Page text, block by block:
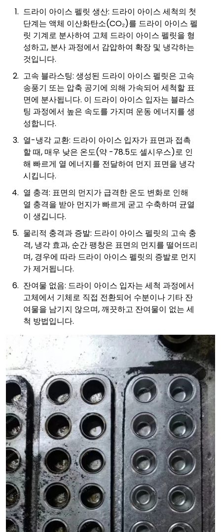
드라이 아이스 펠릿 생산: 드라이 아이스 세척의 첫
단계는 액체 이산화탄소(CO₂)를 드라이 아이스 펠
릿 기계로 분사하여 고체 드라이 아이스 펠릿을 형
성하고, 분사 과정에서 감압하여 확장 및 냉각하는
것입니다.
고속 블라스팅: 생성된 드라이 아이스 펠릿은 고속
송풍기 또는 압축 공기에 의해 가속되어 세척할 표
면에 분사됩니다. 이 드라이 아이스 입자는 블라스
팅 과정에서 높은 속도를 가지며 운동 에너지를 생
성합니다.
열-냉각 교환: 드라이 아이스 입자가 표면과 접촉
할 때, 매우 낮은 온도(약 -78.5도 셀시우스)로 인
해 빠르게 열 에너지를 전달하여 먼지 표면을 냉각
시킵니다.
열 충격: 표면의 먼지가 급격한 온도 변화로 인해
열 충격을 받아 먼지가 빠르게 굳고 수축하며 균열
이 생깁니다.
물리적 충격과 증발: 드라이 아이스 펠릿의 고속 충
격, 냉각 효과, 순간 팽창은 표면의 먼지를 떨어뜨리
며, 경우에 따라 드라이 아이스 펠릿의 증발로 먼지
가 제거됩니다.
잔여물 없음: 드라이 아이스 입자는 세척 과정에서
고체에서 기체로 직접 전환되어 수분이나 기타 잔
여물을 남기지 않으며, 깨끗하고 잔여물이 없는 세
척 방법입니다.